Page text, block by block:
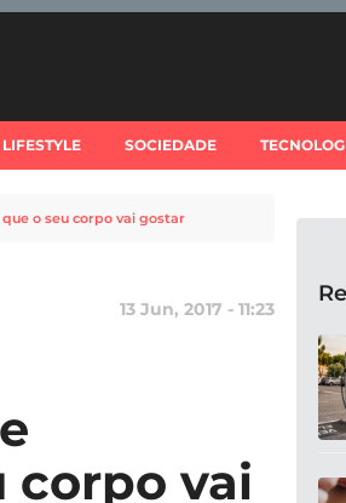
LIFESTYLE SOCIEDADE
o seu corpo vai gostar
13 Jun, 2017 - 11:23
corpo vai